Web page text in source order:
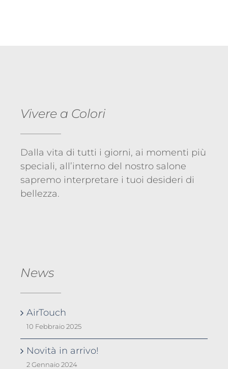
Vivere a Colori
Dalla vita di tutti i giorni, ai momenti più
speciali, all’interno del nostro salone
sapremo interpretare i tuoi desideri di
bellezza.
News
AirTouch
10 Febbraio 2025
Novità in arrivo!
2 Gennaio 2024